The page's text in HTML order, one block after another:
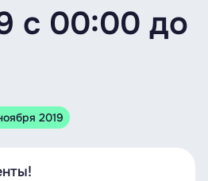
с 00:00 до
2019